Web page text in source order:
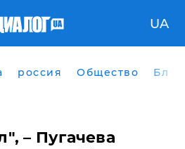
UA
россия Общество
– Пугачева